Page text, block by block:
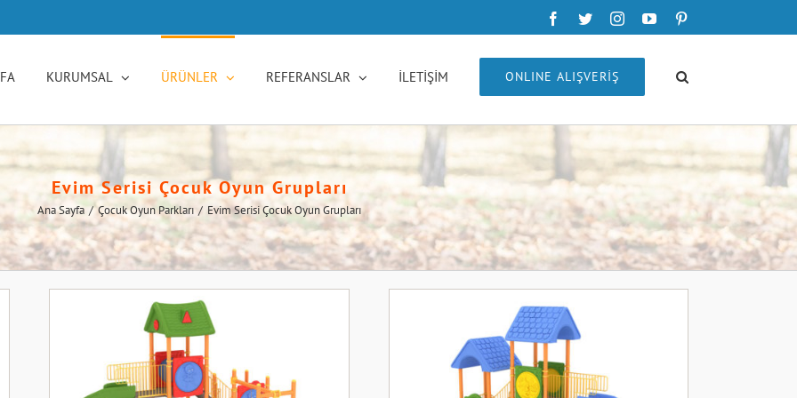
Facebook
TwitterInstagramYouTube
KURUMSAL ÜRÜNLER REFERANSLAR İLETİŞİM ONLINE ALIŞVERİŞ
Evim Serisi Çocuk Oyun Grupları
Ana Sayfa / Çocuk Oyun Parkları / Evim Serisi Çocuk Oyun Grupları